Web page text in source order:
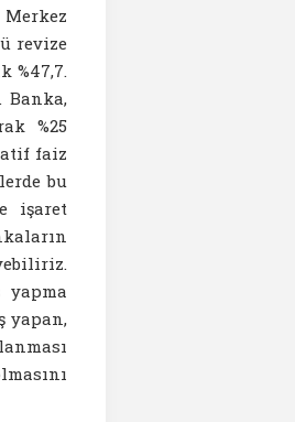
revize
Banka,
%25
faiz
bu
işaret
yapan,